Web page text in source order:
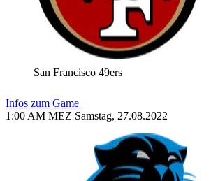
San Francisco 49ers
Infos zum Game
1:00 AM MEZ Samstag, 27.08.2022